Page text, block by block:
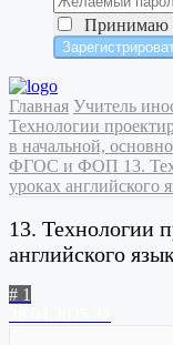
Принимаю
Главная Учитель
Технологии
в начальной,
ФГОС и ФОП 13.
уроках английского
13. Технологии
английского
# 1